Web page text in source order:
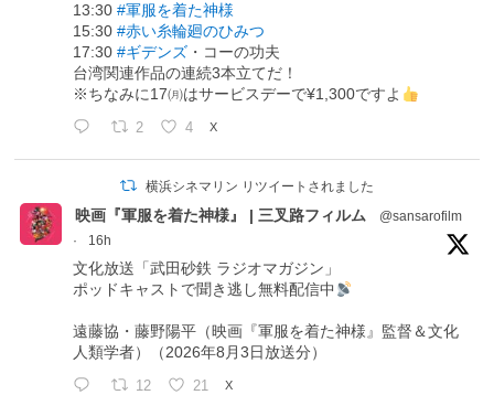
13:30#軍服を着た神様
15:30#赤い糸輪廻のひみつ
17:30#ギデンズ ・コーの功夫
台湾関連作品の連続3本立てだ！
※ちなみに17㈪はサービスデーで¥1,300ですよ
2 4 X
横浜シネマリン リツイートされました
映画『軍服を着た神様』 | 三叉路フィルム
@sansarofilm
·
16h
文化放送「武田砂鉄 ラジオマガジン」
ポッドキャストで聞き逃し無料配信中
遠藤協・藤野陽平（映画『軍服を着た神様』監督＆文化
人類学者）（2026年8月3日放送分）
12 21 X